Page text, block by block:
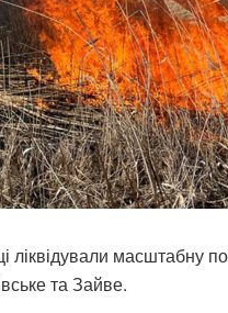
ліквідували масштабну
та Зайве.